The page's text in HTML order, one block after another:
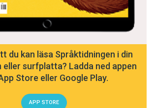
du kan läsa Språktidningen i din
surfplatta? Ladda ned appen
Store eller Google Play.
APP STORE